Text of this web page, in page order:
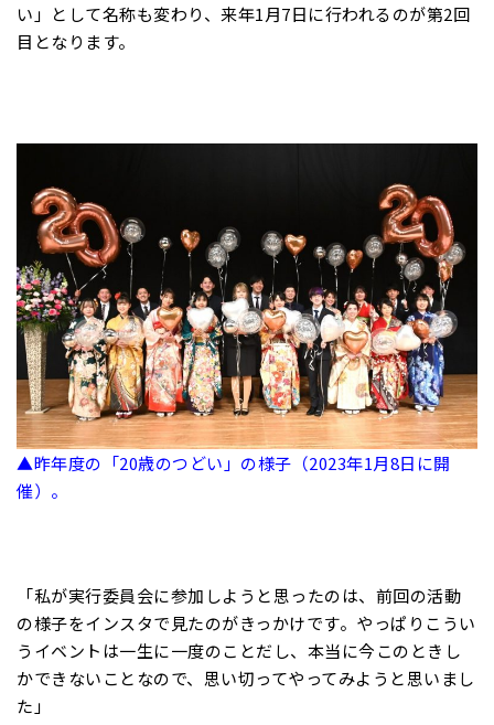
い」として名称も変わり、来年1月7日に行われるのが第2回
目となります。
▲昨年度の「20歳のつどい」の様子（2023年1月8日に開
催）。
「私が実行委員会に参加しようと思ったのは、前回の活動
の様子をインスタで見たのがきっかけです。やっぱりこうい
うイベントは一生に一度のことだし、本当に今このときし
かできないことなので、思い切ってやってみようと思いまし
た」